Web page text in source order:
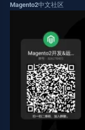
Magento2中文社区